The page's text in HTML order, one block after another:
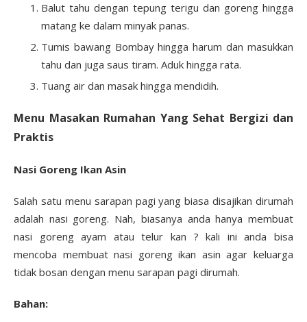
Balut tahu dengan tepung terigu dan goreng hingga
matang ke dalam minyak panas.
Tumis bawang Bombay hingga harum dan masukkan
tahu dan juga saus tiram. Aduk hingga rata.
Tuang air dan masak hingga mendidih.
Menu Masakan Rumahan Yang Sehat Bergizi dan
Praktis
Nasi Goreng Ikan Asin
Salah satu menu sarapan pagi yang biasa disajikan dirumah
adalah nasi goreng. Nah, biasanya anda hanya membuat
nasi goreng ayam atau telur kan ? kali ini anda bisa
mencoba membuat nasi goreng ikan asin agar keluarga
tidak bosan dengan menu sarapan pagi dirumah.
Bahan: